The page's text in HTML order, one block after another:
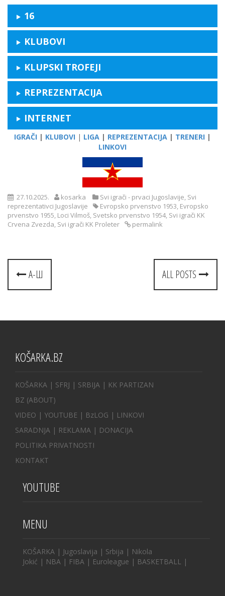
16
KLUBOVI
KLUPSKI TROFEJI
REPREZENTACIJA
INTERNET
IGRAČI | KLUBOVI | LIGA | REPREZENTACIJA | TRENERI |
LINKOVI
27.10.2025. kosarka Svi igrači - prvaci Jugoslavije, Svi
reprezentativci Jugoslavije
Evropsko prvenstvo 1953, Evropsko
prvenstvo 1955, Loci Vilmoš, Svetsko prvenstvo 1954, Svi igrači KK
Crvena Zvezda, Svi igrači KK Proleter permalink
Post
navigation
A-Ш ALL POSTS
KOŠARKA.BZ
KOŠARKA | SFRJ | SRBIJA | KK PARTIZAN
BZ (ABOUT)
VIDEO | YOUTUBE | BzLOG | LINKOVI
SARADNJA | REKLAMA | DONACIJA
POLITIKA PRIVATNOSTI
KONTAKT
YOUTUBE
MENU
KOŠARKA | Jugoslavija | Srbija | Nikola
Jokić | NBA | FIBA | Euroleague | BASKETBALL |